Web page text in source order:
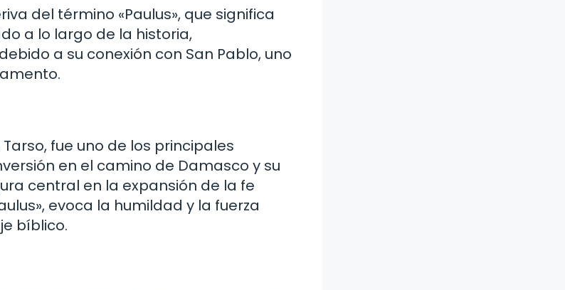
del término «Paulus», que significa
a lo largo de la historia,
a su conexión con San Pablo, uno
fue uno de los principales
en el camino de Damasco y su
central en la expansión de la fe
evoca la humildad y la fuerza
bíblico.